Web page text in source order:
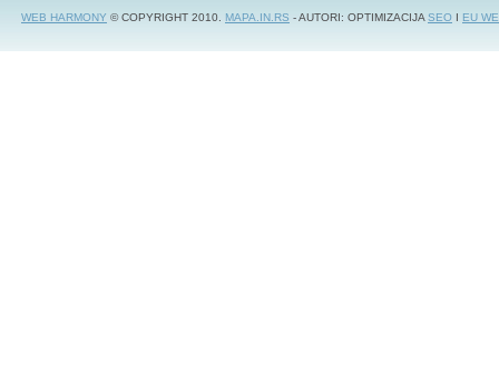
WEB HARMONY © COPYRIGHT 2010. MAPA.IN.RS - AUTORI: OPTIMIZACIJASEO I EU